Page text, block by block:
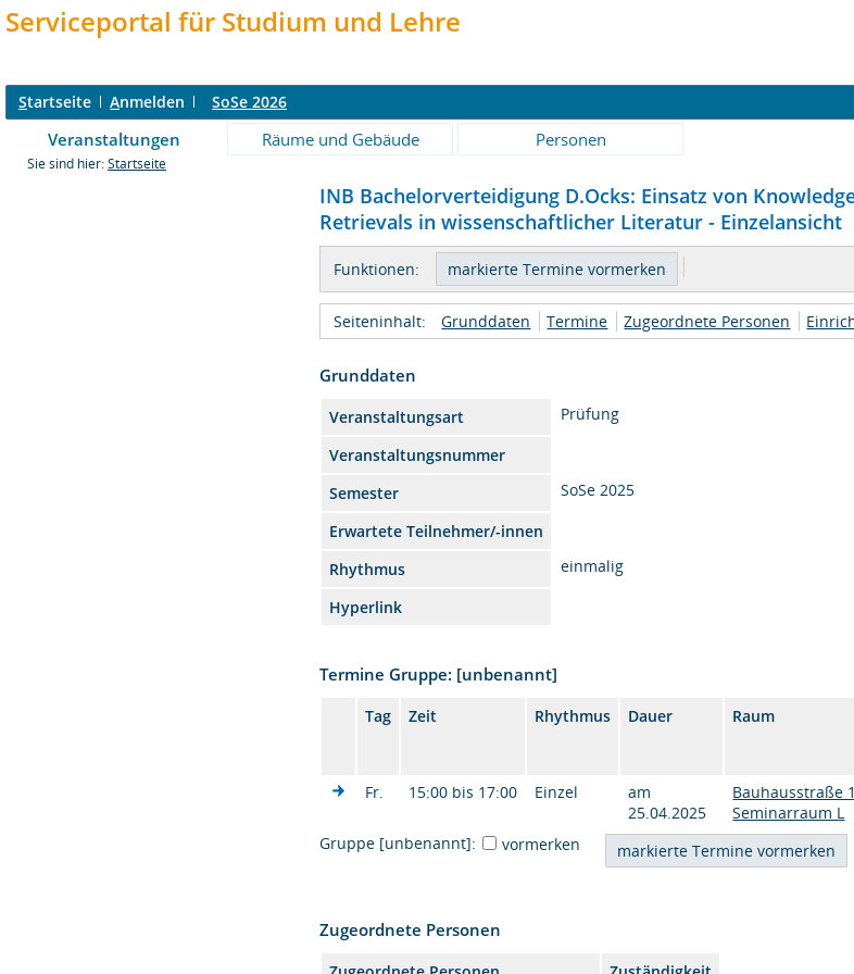
Serviceportal für Studium und Lehre
Startseite Anmelden SoSe 2026
Veranstaltungen Räume und Gebäude Personen
Sie sind hier: Startseite
INB Bachelorverteidigung D.Ocks: Einsatz von
Retrievals in wissenschaftlicher Literatur - Einzelansicht
Funktionen:
Seiteninhalt: Grunddaten Termine Zugeordnete Personen
Grunddaten
Veranstaltungsart Prüfung
Veranstaltungsnummer
Semester
SoSe 2025
Erwartete Teilnehmer/-innen
Rhythmus
einmalig
Hyperlink
Termine Gruppe: [unbenannt]
Tag Zeit Rhythmus Dauer Raum
Fr.
15:00 bis 17:00 Einzel
am
25.04.2025
Bauhausstraße
Seminarraum L
Gruppe [unbenannt]:
vormerken
Zugeordnete Personen